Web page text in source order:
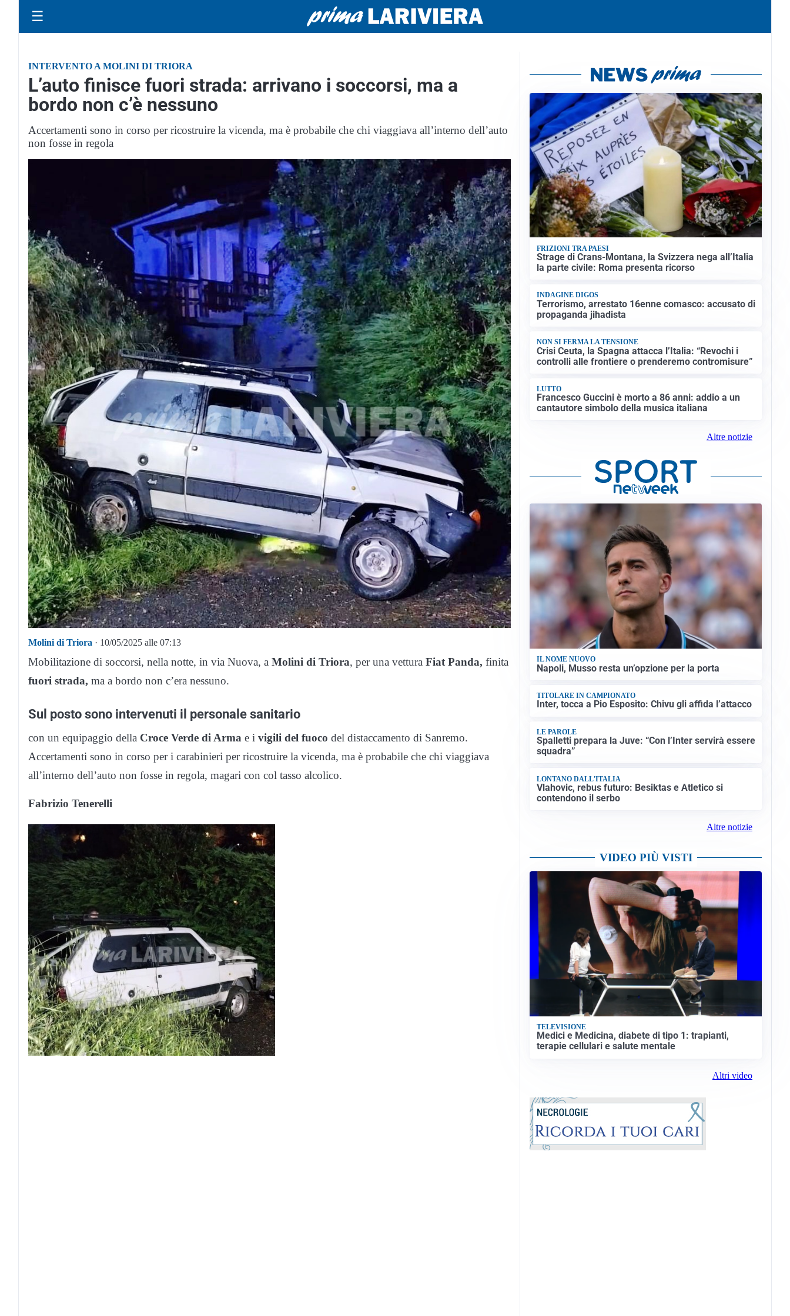
☰
INTERVENTO A MOLINI DI TRIORA
L’auto finisce fuori strada: arrivano i soccorsi, ma a
bordo non c’è nessuno
Accertamenti sono in corso per ricostruire la vicenda, ma è probabile che chi viaggiava all’interno dell’auto
non fosse in regola
Molini di Triora · 10/05/2025 alle 07:13
Mobilitazione di soccorsi, nella notte, in via Nuova, a Molini di Triora, per una vettura Fiat Panda, finita
fuori strada, ma a bordo non c’era nessuno.
Sul posto sono intervenuti il personale sanitario
con un equipaggio della Croce Verde di Arma e i vigili del fuoco del distaccamento di Sanremo.
Accertamenti sono in corso per i carabinieri per ricostruire la vicenda, ma è probabile che chi viaggiava
all’interno dell’auto non fosse in regola, magari con col tasso alcolico.
Fabrizio Tenerelli
FRIZIONI TRA PAESI
Strage di Crans-Montana, la Svizzera nega all’Italia
la parte civile: Roma presenta ricorso
INDAGINE DIGOS
Terrorismo, arrestato 16enne comasco: accusato di
propaganda jihadista
NON SI FERMA LA TENSIONE
Crisi Ceuta, la Spagna attacca l’Italia: “Revochi i
controlli alle frontiere o prenderemo contromisure”
LUTTO
Francesco Guccini è morto a 86 anni: addio a un
cantautore simbolo della musica italiana
Altre notizie
IL NOME NUOVO
Napoli, Musso resta un’opzione per la porta
TITOLARE IN CAMPIONATO
Inter, tocca a Pio Esposito: Chivu gli affida l’attacco
LE PAROLE
Spalletti prepara la Juve: “Con l’Inter servirà essere
squadra”
LONTANO DALL'ITALIA
Vlahovic, rebus futuro: Besiktas e Atletico si
contendono il serbo
Altre notizie
VIDEO PIÙ VISTI
TELEVISIONE
Medici e Medicina, diabete di tipo 1: trapianti,
terapie cellulari e salute mentale
Altri video